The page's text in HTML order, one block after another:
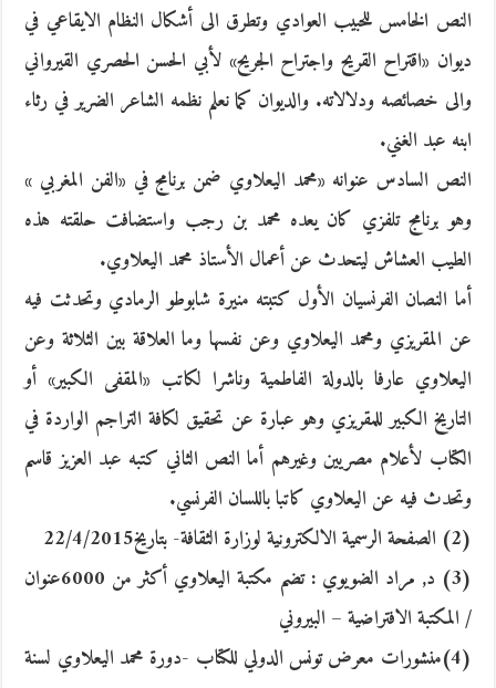
النص الخامس للحبيب العوادي وتطرق الى أشكال النظام الايقاعي في
ديوان «اقتراح القريح واجتراح الجريح» لأبي الحسن الحصري القيرواني
والى خصائصه ودلالاته. والديوان كما نعلم نظمه الشاعر الضرير في رثاء
ابنه عبد الغني.
النص السادس عنوانه «محمد اليعلاوي ضمن برنامج في «الفن المغربي »
وهو برنامج تلفزي كان يعده محمد بن رجب واستضافت حلقته هذه
الطيب العشاش ليتحدث عن أعمال الأستاذ محمد اليعلاوي.
أما النصان الفرنسيان الأول كتبته منيرة شابوطو الرمادي وتحدثت فيه
عن المقريزي ومحمد اليعلاوي وعن نفسها وما العلاقة بين الثلاثة وعن
اليعلاوي عارفا بالدولة الفاطمية وناشرا لكاتب «المقفى الكبير» أو
التاريخ الكبير للمقريزي وهو عبارة عن تحقيق لكافة التراجم الواردة في
الكتاب لأعلام مصريين وغيرهم أما النص الثاني كتبه عبد العزيز قاسم
وتحدث فيه عن اليعلاوي كاتبا باللسان الفرنسي.
(2) الصفحة الرسمية الالكترونية لوزارة الثقافة- بتاريخ22/4/2015
(3) د, مراد الضويوي : تضم مكتبة اليعلاوي أكثر من 6000عنوان
/ المكتبة الافتراضية – البيروني
(4)منشورات معرض تونس الدولي للكتاب -دورة محمد اليعلاوي لسنة